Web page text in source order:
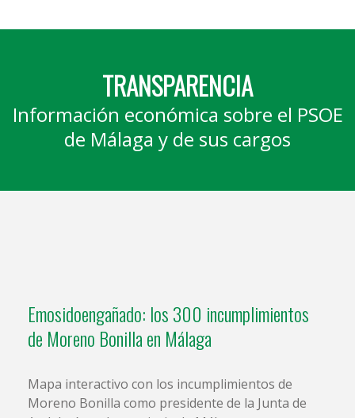
TRANSPARENCIA
Información económica sobre el PSOE
de Málaga y de sus cargos
Emosidoengañado: los 300 incumplimientos
de Moreno Bonilla en Málaga
Mapa interactivo con los incumplimientos de
Moreno Bonilla como presidente de la Junta de